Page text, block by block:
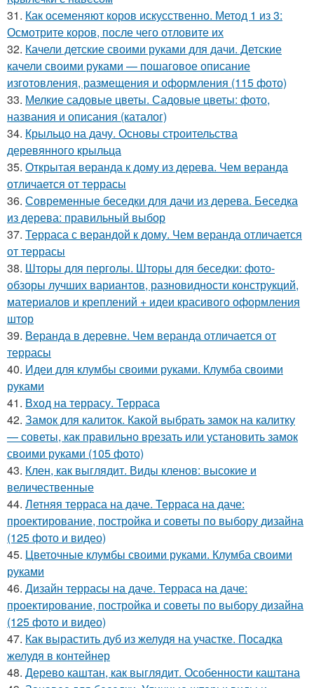
31. Как осеменяют коров искусственно. Метод 1 из 3:
Осмотрите коров, после чего отловите их
32. Качели детские своими руками для дачи. Детские
качели своими руками — пошаговое описание
изготовления, размещения и оформления (115 фото)
33. Мелкие садовые цветы. Садовые цветы: фото,
названия и описания (каталог)
34. Крыльцо на дачу. Основы строительства
деревянного крыльца
35. Открытая веранда к дому из дерева. Чем веранда
отличается от террасы
36. Современные беседки для дачи из дерева. Беседка
из дерева: правильный выбор
37. Терраса с верандой к дому. Чем веранда отличается
от террасы
38. Шторы для перголы. Шторы для беседки: фото-
обзоры лучших вариантов, разновидности конструкций,
материалов и креплений + идеи красивого оформления
штор
39. Веранда в деревне. Чем веранда отличается от
террасы
40. Идеи для клумбы своими руками. Клумба своими
руками
41. Вход на террасу. Терраса
42. Замок для калиток. Какой выбрать замок на калитку
— советы, как правильно врезать или установить замок
своими руками (105 фото)
43. Клен, как выглядит. Виды кленов: высокие и
величественные
44. Летняя терраса на даче. Терраса на даче:
проектирование, постройка и советы по выбору дизайна
(125 фото и видео)
45. Цветочные клумбы своими руками. Клумба своими
руками
46. Дизайн террасы на даче. Терраса на даче:
проектирование, постройка и советы по выбору дизайна
(125 фото и видео)
47. Как вырастить дуб из желудя на участке. Посадка
желудя в контейнер
48. Дерево каштан, как выглядит. Особенности каштана